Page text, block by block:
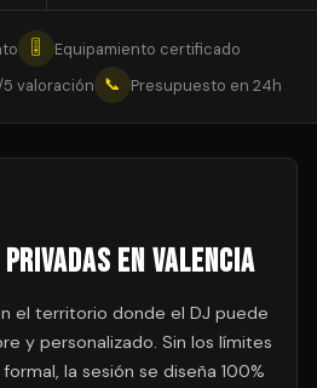
🎚
Equipamiento certificado
5 valoración 📞 Presupuesto en 24h
en Valencia
el territorio donde el DJ puede
y personalizado. Sin los límites
la sesión se diseña 100%